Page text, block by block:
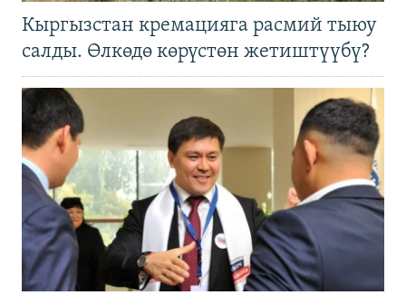
Кыргызстан кремацияга расмий тыюу
салды. Өлкөдө көрүстөн жетиштүүбү?